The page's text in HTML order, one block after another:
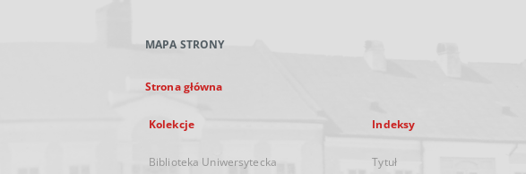
MAPA STRONY
Strona główna
Kolekcje
Biblioteka Uniwersytecka
Indeksy
Tytuł